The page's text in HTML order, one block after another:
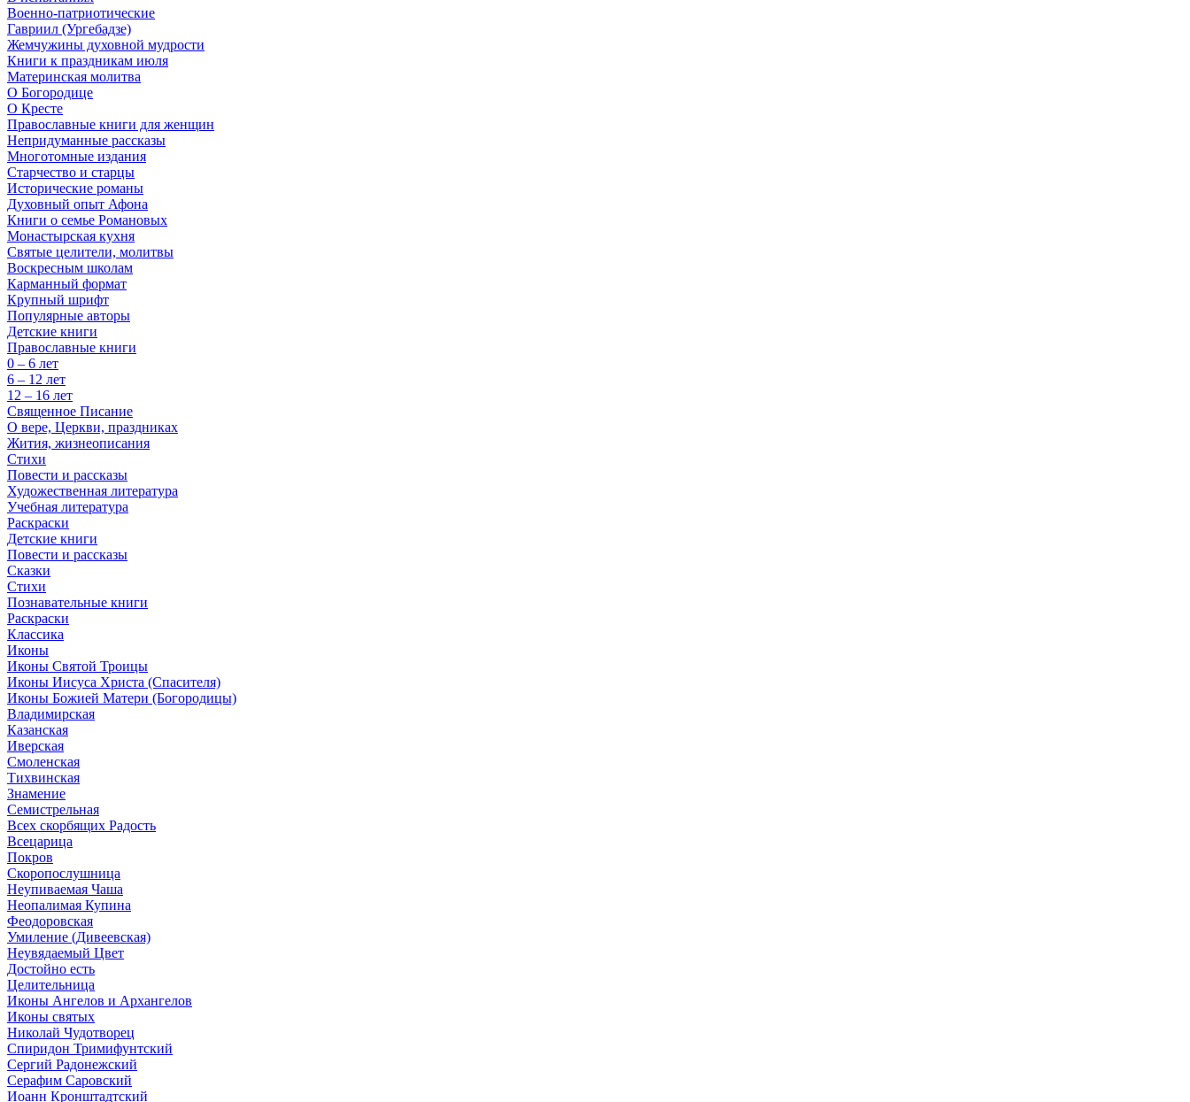
Военно-патриотические
Гавриил (Ургебадзе)
Жемчужины духовной мудрости
Книги к праздникам июля
Материнская молитва
О Богородице
О Кресте
Православные книги для женщин
Непридуманные рассказы
Многотомные издания
Старчество и старцы
Исторические романы
Духовный опыт Афона
Книги о семье Романовых
Монастырская кухня
Святые целители, молитвы
Воскресным школам
Карманный формат
Крупный шрифт
Популярные авторы
Детские книги
Православные книги
0 – 6 лет
6 – 12 лет
12 – 16 лет
Священное Писание
О вере, Церкви, праздниках
Жития, жизнеописания
Стихи
Повести и рассказы
Художественная литература
Учебная литература
Раскраски
Детские книги
Повести и рассказы
Сказки
Стихи
Познавательные книги
Раскраски
Классика
Иконы
Иконы Святой Троицы
Иконы Иисуса Христа (Спасителя)
Иконы Божией Матери (Богородицы)
Владимирская
Казанская
Иверская
Смоленская
Тихвинская
Знамение
Семистрельная
Всех скорбящих Радость
Всецарица
Покров
Скоропослушница
Неупиваемая Чаша
Неопалимая Купина
Феодоровская
Умиление (Дивеевская)
Неувядаемый Цвет
Достойно есть
Целительница
Иконы Ангелов и Архангелов
Иконы святых
Николай Чудотворец
Спиридон Тримифунтский
Сергий Радонежский
Серафим Саровский
Иоанн Кронштадтский